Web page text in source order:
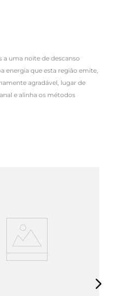
a uma noite de descanso
energia que esta região emite,
agradável, lugar de
e alinha os métodos